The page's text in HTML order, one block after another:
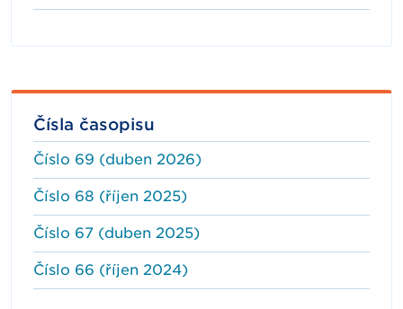
Čísla časopisu
Číslo 69 (duben 2026)
Číslo 68 (říjen 2025)
Číslo 67 (duben 2025)
Číslo 66 (říjen 2024)